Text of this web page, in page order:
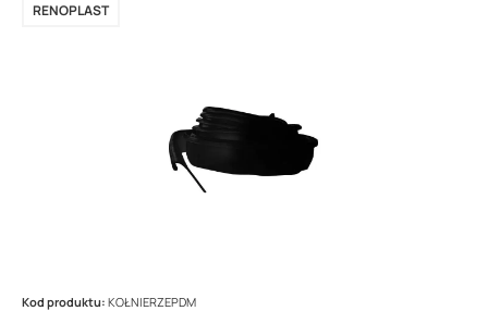
RENOPLAST
Kod produktu: KOŁNIERZEPDM